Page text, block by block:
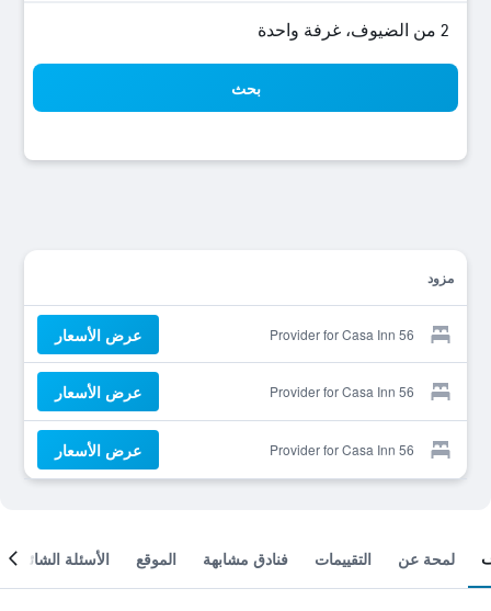
2 من الضيوف، غرفة واحدة
بحث
مزود
Provider for Casa Inn 56 عرض الأسعار
Provider for Casa Inn 56 عرض الأسعار
Provider for Casa Inn 56 عرض الأسعار
لمحة عن التقييمات فنادق مشابهة الموقع الأسئلة الشائعة